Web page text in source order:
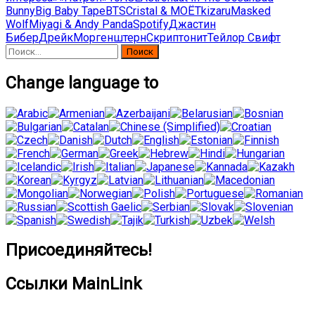
BunnyBig Baby TapeBTSCristal & МОЁТkizaruMasked
WolfMiyagi & Andy PandaSpotifyДжастин
БиберДрейкМоргенштернСкриптонитТейлор Свифт
Найти:
Change language to
Присоединяйтесь!
Ссылки MainLink